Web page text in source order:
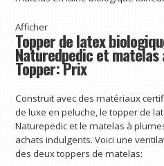
Afficher
Topper de latex
Naturedpedic et
Topper: Prix
Construit avec des matériaux
de luxe en peluche, le topper de
Naturepedic et le matelas à
achats indulgents. Voici une
des deux toppers de matelas: